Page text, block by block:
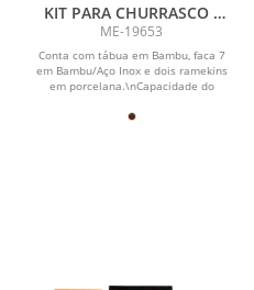
KIT PARA CHURRASCO /
PETISCO EM BAMBU /
PORCELANA - 4 PÇS
ME-19653
Conta com tábua em Bambu, faca 7
em Bambu/Aço Inox e dois ramekins
em porcelana.\nCapacidade do